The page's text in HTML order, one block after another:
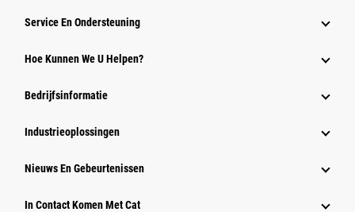
Service En Ondersteuning
Hoe Kunnen We U Helpen?
Bedrijfsinformatie
Industrieoplossingen
Nieuws En Gebeurtenissen
In Contact Komen Met Cat